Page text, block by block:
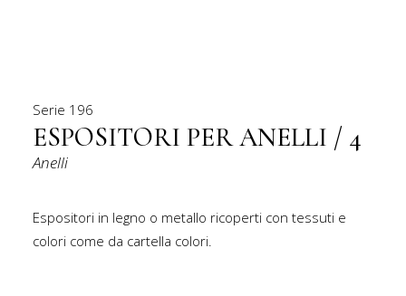
contatti
Ricerca
prodotti
Serie 196
ESPOSITORI PER ANELLI / 4
Anelli
Espositori in legno o metallo ricoperti con tessuti e
colori come da cartella colori.